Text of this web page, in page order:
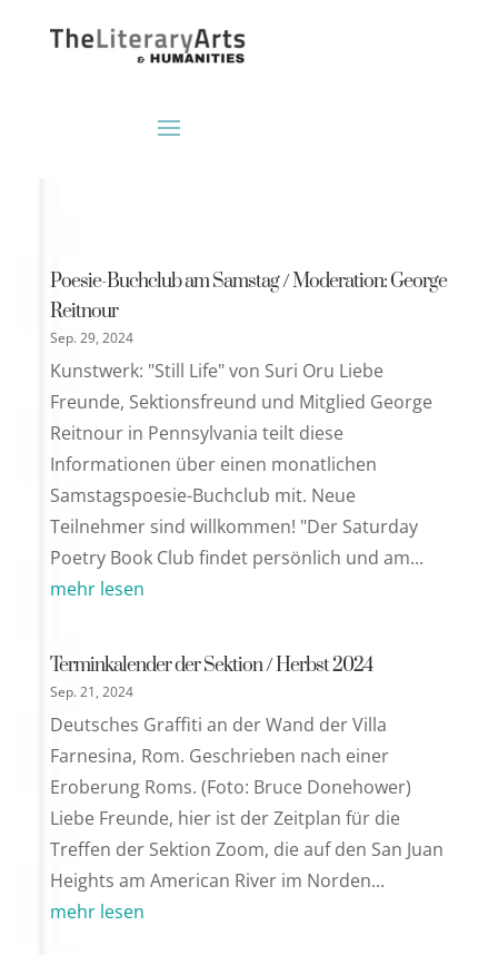
Poesie-Buchclub am Samstag / Moderation: George
Reitnour
Sep. 29, 2024
Kunstwerk: "Still Life" von Suri Oru Liebe
Freunde, Sektionsfreund und Mitglied George
Reitnour in Pennsylvania teilt diese
Informationen über einen monatlichen
Samstagspoesie-Buchclub mit. Neue
Teilnehmer sind willkommen! "Der Saturday
Poetry Book Club findet persönlich und am...
mehr lesen
Terminkalender der Sektion / Herbst 2024
Sep. 21, 2024
Deutsches Graffiti an der Wand der Villa
Farnesina, Rom. Geschrieben nach einer
Eroberung Roms. (Foto: Bruce Donehower)
Liebe Freunde, hier ist der Zeitplan für die
Treffen der Sektion Zoom, die auf den San Juan
Heights am American River im Norden...
mehr lesen